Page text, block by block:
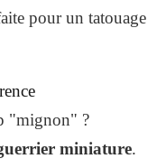
pour un tatouage
"mignon" ?
miniature.